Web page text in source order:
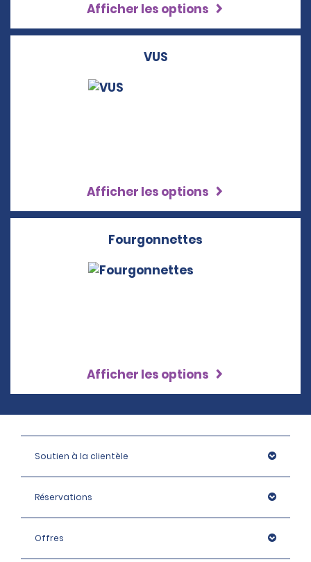
Afficher les options
VUS
Afficher les options
Fourgonnettes
Afficher les options
Soutien à la clientèle
Réservations
Offres